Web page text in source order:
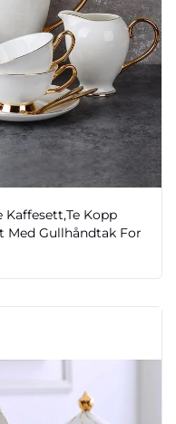
Kopp
Med Gullhåndtak For